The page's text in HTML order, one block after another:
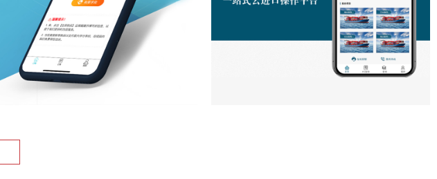
查看项目